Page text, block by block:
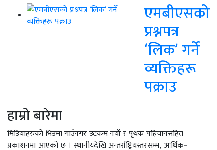
एमबीएसको
प्रश्नपत्र
‘लिक’ गर्ने
व्यक्तिहरू
पक्राउ
हाम्रो बारेमा
मिडियाहरुको भिडमा गाउँनगर डटकम नयाँ र पृथक पहिचानसहित
प्रकाशनमा आएको छ । स्थानीयदेखि अन्तर्राष्ट्रियस्तरसम्म, आर्थिक–